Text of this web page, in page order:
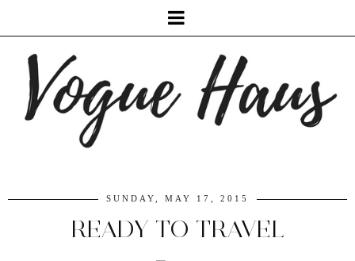
SUNDAY, MAY 17, 2015
READY TO TRAVEL